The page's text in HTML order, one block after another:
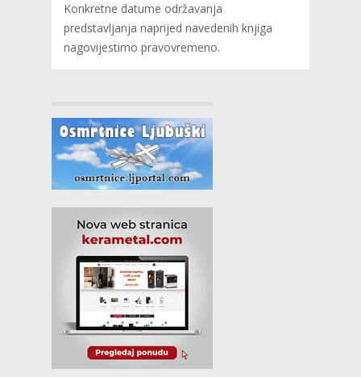
Konkretne datume održavanja
predstavljanja naprijed navedenih knjiga
nagovijestimo pravovremeno.